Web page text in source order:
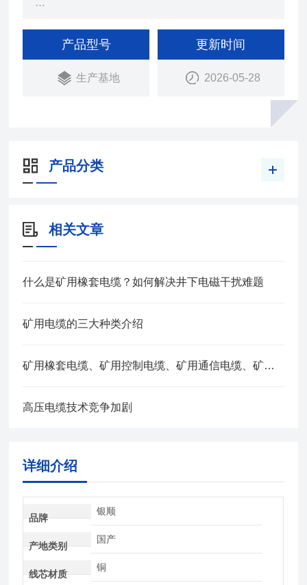
12972.5-91）
本产品适用于额定电压0.66/1.14KV及以下移动设备
用铜芯橡皮护套软电缆
产品型号
生产基地
更新时间
2026-05-28
产品分类
相关文章
什么是矿用橡套电缆？如何解决井下电磁干扰难题
矿用电缆的三大种类介绍
矿用橡套电缆、矿用控制电缆、矿用通信电缆、矿用电力电缆、矿用计算机电缆区别，看完不选错
高压电缆技术竞争加剧
详细介绍
品牌
银顺
产地类别
国产
线芯材质
铜